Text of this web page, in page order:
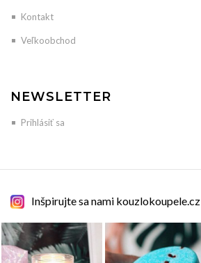
Kontakt
Veľkoobchod
NEWSLETTER
Prihlásiť sa
Inšpirujte sa nami kouzlokoupele.cz